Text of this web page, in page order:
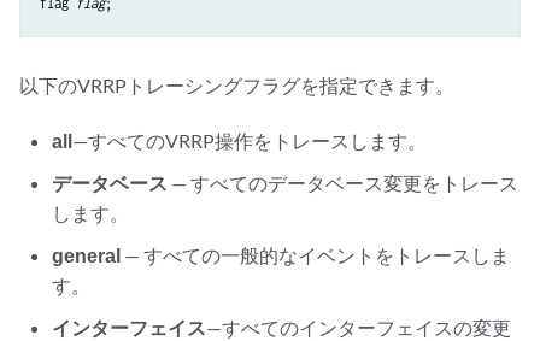
以下のVRRPトレーシングフラグを指定できます。
all—すべてのVRRP操作をトレースします。
データベース — すべてのデータベース変更をトレース
します。
general — すべての一般的なイベントをトレースしま
す。
インターフェイス—すべてのインターフェイスの変更